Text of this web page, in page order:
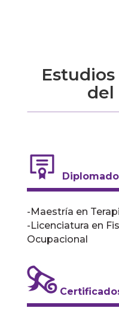
del
-Maestría en
-Licenciatura en
Ocupacional